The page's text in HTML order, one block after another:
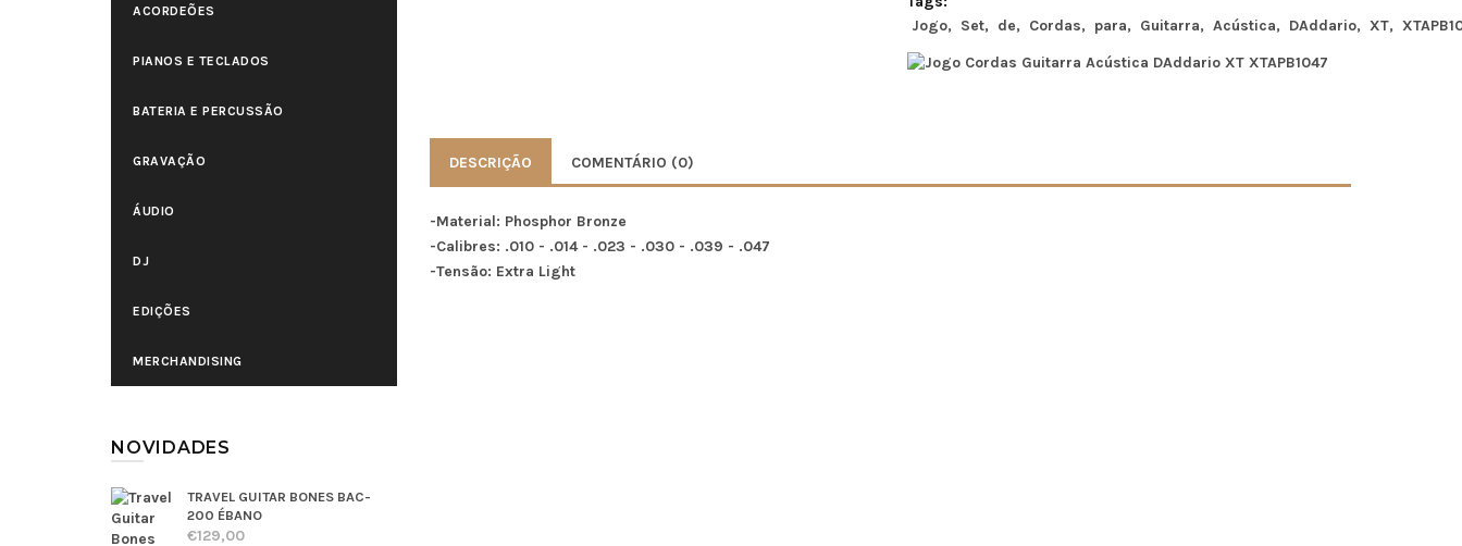
ACORDEÕES
PIANOS E TECLADOS
BATERIA E PERCUSSÃO
GRAVAÇÃO
ÁUDIO
DJ
EDIÇÕES
MERCHANDISING
NOVIDADES
TRAVEL GUITAR BONES BAC-
200 ÉBANO
€129,00
Jogo
Set de Cordas para Guitarra Acústica DAddario XT
DESCRIÇÃO COMENTÁRIO (0)
-Material: Phosphor Bronze
-Calibres: .010 - .014 - .023 - .030 - .039 - .047
-Tensão: Extra Light